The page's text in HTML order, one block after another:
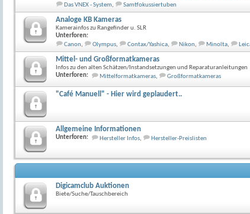
Das VNEX - System, Samtfokussiertuben
Analoge KB Kameras
Kamerainfos zu Rangefinder u. SLR
Unterforen:
Canon, Olympus, Contax/Yashica, Nikon, Minolta,
Mittel- und Großformatkameras
Infos zu den alten Schätzen/Instandsetzungen und Reparaturanleitungen
Unterforen:
Mittelformatkameras, Großformatkameras
"Café Manuell" - Hier wird geplaudert..
Allgemeine Informationen
Unterforen: Hersteller Infos, Hersteller-Preislisten
Digicamclub Auktionen
Biete/Suche/Tauschbereich